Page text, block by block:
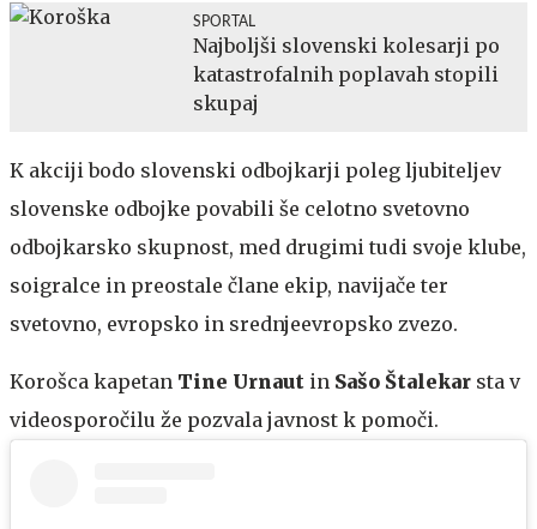
SPORTAL
Najboljši slovenski kolesarji po
katastrofalnih poplavah stopili
skupaj
K akciji bodo slovenski odbojkarji poleg ljubiteljev
slovenske odbojke povabili še celotno svetovno
odbojkarsko skupnost, med drugimi tudi svoje klube,
soigralce in preostale člane ekip, navijače ter
svetovno, evropsko in srednjeevropsko zvezo.
Korošca kapetan Tine Urnaut in Sašo Štalekar sta v
videosporočilu že pozvala javnost k pomoči.